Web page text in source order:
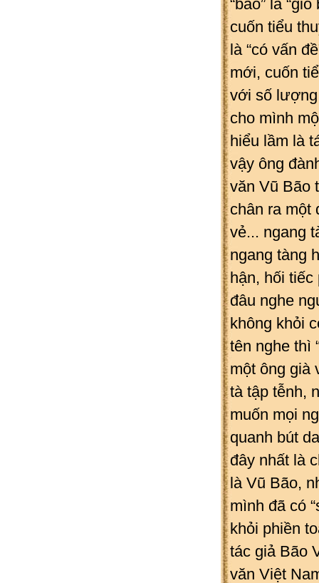
“bão” là
cuốn tiểu
là “có vấn
mới, cuốn
với số lượng
cho mình
hiểu lầm là
vậy ông
văn Vũ Bão
chân ra một
vẻ... ngang
ngang tàng
hận, hối tiếc
đâu nghe
không khỏi
tên nghe thì
một ông già
tà tập tễnh,
muốn mọi
quanh bút
đây nhất là
là Vũ Bão,
mình đã có
khỏi phiền
tác giả Bão
văn Việt